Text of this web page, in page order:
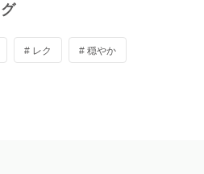
# レク # 穏やか